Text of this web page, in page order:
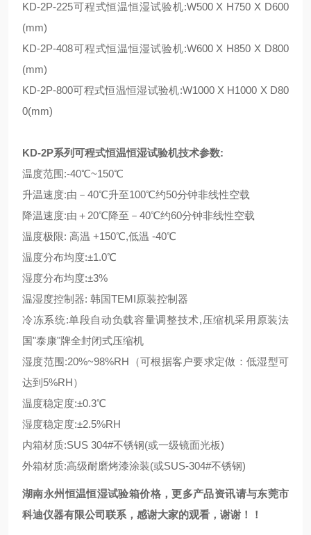
KD-2P-225可程式恒温恒湿试验机:W500 X H750 X D600
(mm)
KD-2P-408可程式恒温恒湿试验机:W600 X H850 X D800
(mm)
KD-2P-800可程式恒温恒湿试验机:W1000 X H1000 X D80
0(mm)
KD-2P系列可程式恒温恒湿试验机技术参数:
温度范围:-40℃~150℃
升温速度:由－40℃升至100℃约50分钟非线性空载
降温速度:由＋20℃降至－40℃约60分钟非线性空载
温度极限: 高温 +150℃,低温 -40℃
温度分布均度:±1.0℃
湿度分布均度:±3%
温湿度控制器: 韩国TEMI原装控制器
冷冻系统:单段自动负载容量调整技术,压缩机采用原装法
国"泰康"牌全封闭式压缩机
湿度范围:20%~98%RH（可根据客户要求定做：低湿型可
达到5%RH）
温度稳定度:±0.3℃
湿度稳定度:±2.5%RH
内箱材质:SUS 304#不锈钢(或一级镜面光板)
外箱材质:高级耐磨烤漆涂装(或SUS-304#不锈钢)
湖南永州恒温恒湿试验箱价格，更多产品资讯请与东莞市
科迪仪器有限公司联系，感谢大家的观看，谢谢！！